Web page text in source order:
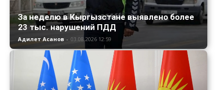
За неделю в Кыргызстане выявлено более
23 тыс. нарушений ПДД
Адилет Асанов - 03.08.2026 12:59